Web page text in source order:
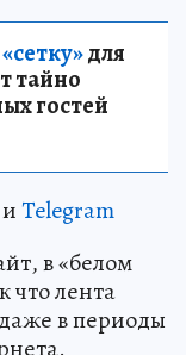
для
тайно
гостей
иTelegram
в «белом
что лента
в периоды